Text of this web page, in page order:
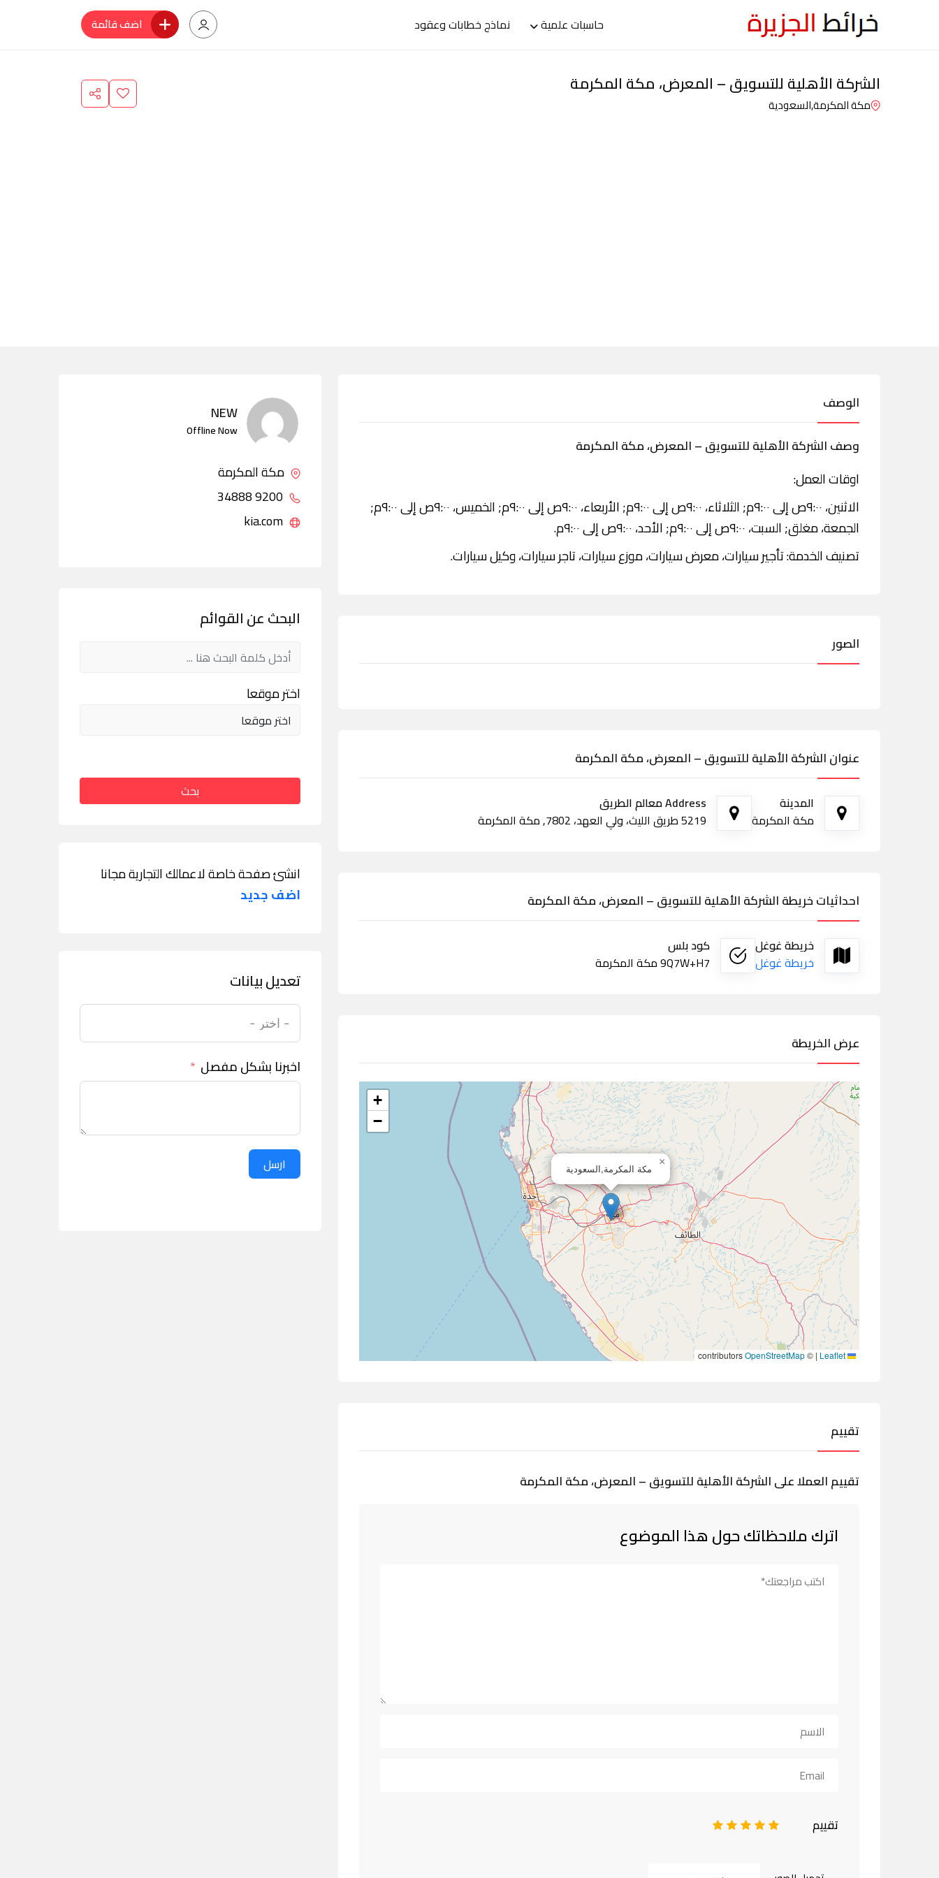
حاسبات علمية نماذج خطابات وعقود اضف قائمة
الشركة الأهلية للتسويق – المعرض، مكة المكرمة
مكة المكرمة,السعودية
الوصف
وصف الشركة الأهلية للتسويق – المعرض، مكة المكرمة
اوقات العمل:
الاثنين، ٩:٠٠ص إلى ٩:٠٠م; الثلاثاء، ٩:٠٠ص إلى ٩:٠٠م; الأربعاء، ٩:٠٠ص إلى ٩:٠٠م; الخميس، ٩:٠٠ص إلى ٩:٠٠م;
الجمعة، مغلق; السبت، ٩:٠٠ص إلى ٩:٠٠م; الأحد، ٩:٠٠ص إلى ٩:٠٠م.
تصنيف الخدمة: تأجير سيارات، معرض سيارات، موزع سيارات، تاجر سيارات، وكيل سيارات.
الصور
عنوان الشركة الأهلية للتسويق – المعرض، مكة المكرمة
المدينة
مكة المكرمة
Address معالم الطريق
5219 طريق الليث، ولي العهد، 7802, مكة المكرمة
احداثيات خريطة الشركة الأهلية للتسويق – المعرض، مكة المكرمة
خريطة غوغل
خريطة غوغل
كود بلس
9Q7W+H7 مكة المكرمة
عرض الخريطة
مكة المكرمة,السعودية
×
+
−
|
©
OpenStreetMap
تقييم
تقييم العملا على الشركة الأهلية للتسويق – المعرض، مكة المكرمة
اترك ملاحظاتك حول هذا الموضوع
تقييم 5
4
3
2
NEW
Offline Now
مكة المكرمة
البحث عن القوائم
اختر موقعا
بحث
انشئ صفحة خاصة لاعمالك التجارية مجانا
اضف جديد
تعديل بيانات
اخبرنا بشكل مفصل
ارسل